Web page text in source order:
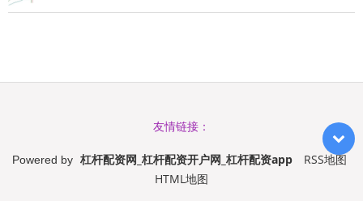
友情链接：
Powered by 杠杆配资网_杠杆配资开户网_杠杆配资app
RSS地图
HTML地图